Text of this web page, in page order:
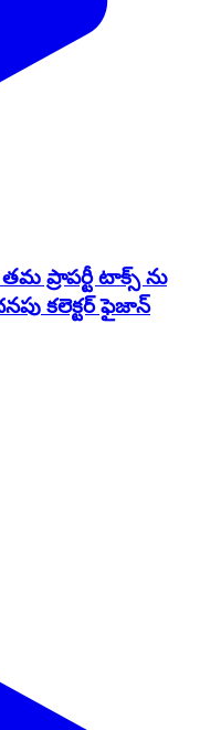
ప్రాపర్టీ టాక్స్ ను
కలెక్టర్ ఫైజాన్